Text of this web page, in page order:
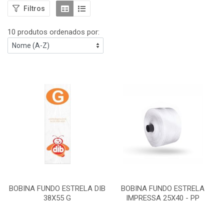
Filtros
10 produtos ordenados por:
BOBINA FUNDO ESTRELA DIB
38X55 G
BOBINA FUNDO ESTRELA
IMPRESSA 25X40 - PP